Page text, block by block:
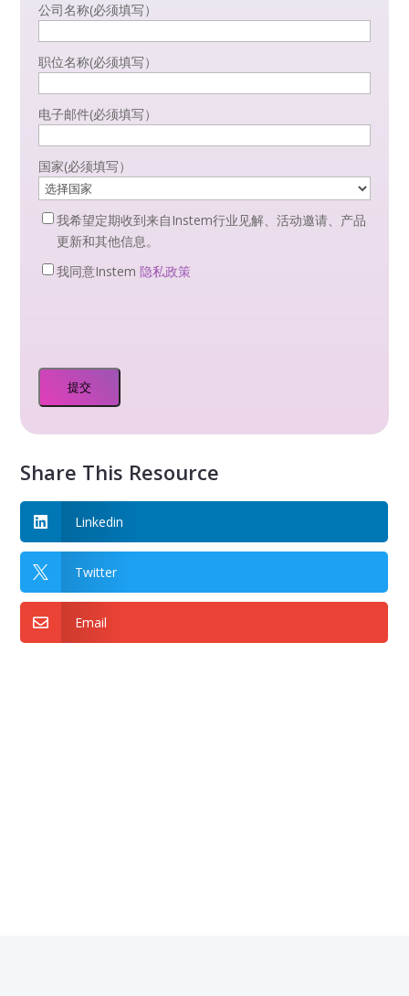
公司名称(必须填写）
职位名称(必须填写）
电子邮件(必须填写）
国家(必须填写）
Newsletter
Optin
我希望定期收到来自Instem行业见解、活动邀请、产品
更新和其他信息。
Privacy
我同意Instem隐私政策
Share This Resource
 Linkedin
 Twitter
 Email